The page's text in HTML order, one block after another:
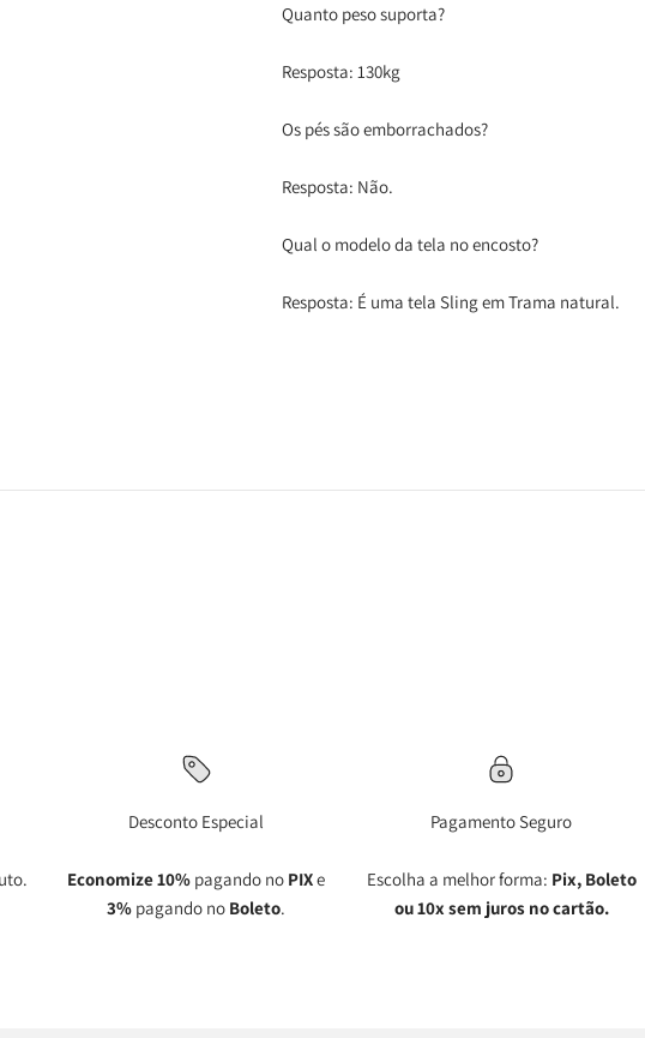
Quanto peso suporta?
Resposta: 130kg
Os pés são emborrachados?
Resposta: Não.
Qual o modelo da tela no encosto?
Resposta: É uma tela Sling em Trama natural.
Desconto Especial
Economize 10% pagando no PIXe
3% pagando no Boleto.
Pagamento Seguro
Escolha a melhor forma: Pix, Boleto
ou 10x sem juros no cartão.